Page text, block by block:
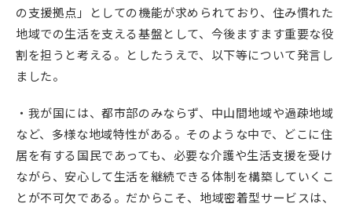
の支援拠点」としての機能が求められており、住み慣れた
地域での生活を支える基盤として、今後ますます重要な役
割を担うと考える。としたうえで、以下等について発言し
ました。
・我が国には、都市部のみならず、中山間地域や過疎地域
など、多様な地域特性がある。そのような中で、どこに住
居を有する国民であっても、必要な介護や生活支援を受け
ながら、安心して生活を継続できる体制を構築していくこ
とが不可欠である。だからこそ、地域密着型サービスは、